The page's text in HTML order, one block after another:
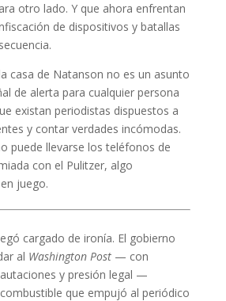
otro lado. Y que ahora enfrentan
de dispositivos y batallas
casa de Natanson no es un asunto
de alerta para cualquier persona
existan periodistas dispuestos a
y contar verdades incómodas.
puede llevarse los teléfonos de
con el Pulitzer, algo
juego.
cargado de ironía. El gobierno
al Washington Post— con
y presión legal —
que empujó al periódico